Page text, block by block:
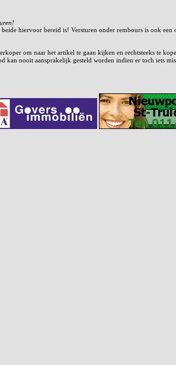
hiervoor bereid is! Versturen onder rembours is ook een
om naar het artikel te gaan kijken en rechtsteeks te
kan nooit aansprakelijk gesteld worden indien er toch iets